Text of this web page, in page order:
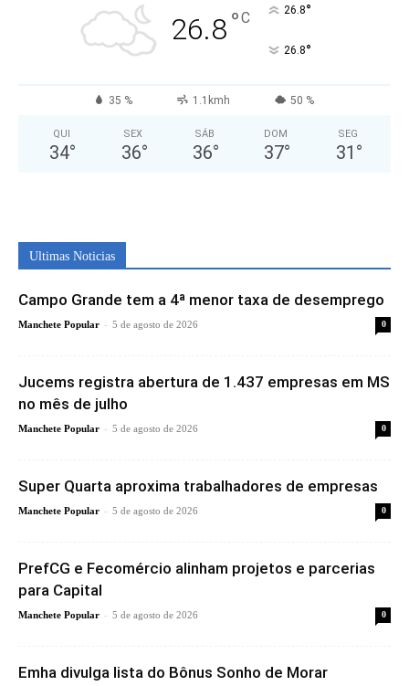
26.8°C 26.8°
26.8°
35 % 1.1kmh 50 %
QUI
34°
SEX
36°
SÁB
36°
DOM
37°
SEG
31 °
Ultimas Noticias
Campo Grande tem a 4ª menor taxa de desemprego
Manchete Popular - 5 de agosto de 2026 0
Jucems registra abertura de 1.437 empresas em MS
no mês de julho
Manchete Popular - 5 de agosto de 2026 0
Super Quarta aproxima trabalhadores de empresas
Manchete Popular - 5 de agosto de 2026 0
PrefCG e Fecomércio alinham projetos e parcerias
para Capital
Manchete Popular - 5 de agosto de 2026 0
Emha divulga lista do Bônus Sonho de Morar